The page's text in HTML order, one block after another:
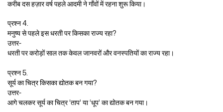
करीब दस हज़ार वर्ष पहले आदमी ने गाँवों में रहना शुरू किया।
प्रश्न 4.
मनुष्य से पहले इस धरती पर किसका राज्य रहा?
उत्तर-
धरती पर करोड़ों साल तक केवल जानवरों और वनस्पतियों का राज्य रहा।
प्रश्न 5.
सूर्य का चित्र किसका द्योतक बन गया?
उत्तर-
आगे चलकर सूर्य का चित्र ‘ताप’ या ‘धूप’ का द्योतक बन गया।